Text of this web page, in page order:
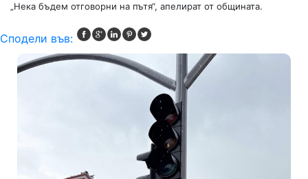
„Нека бъдем отговорни на пътя“, апелират от общината.
Сподели във: